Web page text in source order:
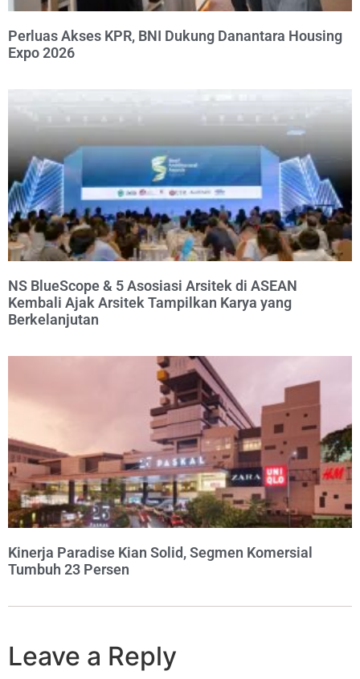
Perluas Akses KPR, BNI Dukung Danantara Housing
Expo 2026
NS BlueScope & 5 Asosiasi Arsitek di ASEAN
Kembali Ajak Arsitek Tampilkan Karya yang
Berkelanjutan
Kinerja Paradise Kian Solid, Segmen Komersial
Tumbuh 23 Persen
Leave a Reply